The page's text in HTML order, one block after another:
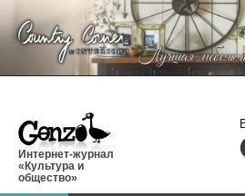
Интернет-журнал
«Культура и
общество»